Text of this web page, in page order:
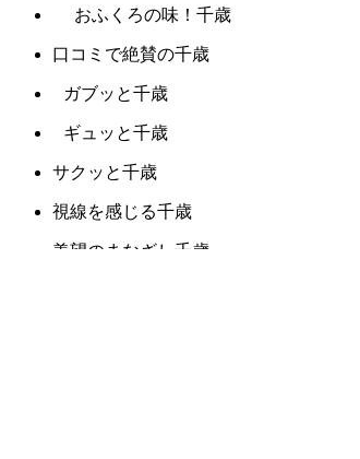
おふくろの味！千歳
口コミで絶賛の千歳
ガブッと千歳
ギュッと千歳
サクッと千歳
視線を感じる千歳
羨望のまなざし千歳